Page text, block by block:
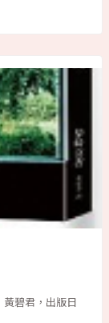
碧君，出版日